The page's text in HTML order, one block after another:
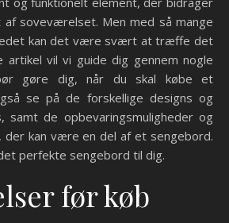
af soveværelset. Men med så mange
kan det være svært at træffe det
artikel vil vi guide dig gennem nogle
gøre dig, når du skal købe et
se på de forskellige designs og
samt de opbevaringsmuligheder og
der kan være en del af et sengebord.
perfekte sengebord til dig.
før køb